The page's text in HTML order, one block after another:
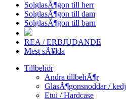
SolglasÃ¶gon till herr
SolglasÃ¶gon till dam
SolglasÃ¶gon till barn
REA / ERBJUDANDE
Mest sÃ¥lda
Tillbehör
Andra tillbehÃ¶r
GlasÃ¶gonsnoddar /
Etui / Hardcase